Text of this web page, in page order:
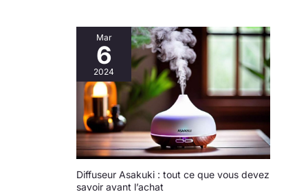
Mar
6
2024
Diffuseur Asakuki : tout ce que vous devez
savoir avant l’achat